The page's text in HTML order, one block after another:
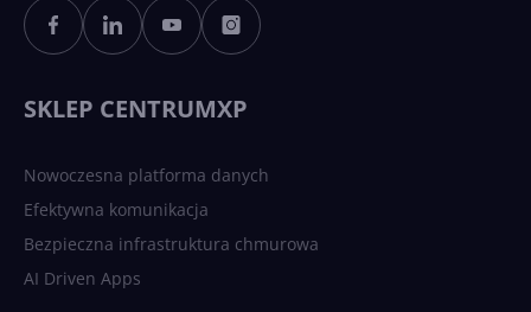
Sztuczna inteligencja po
polsku. Dość barier
SKLEP CENTRUMXP
Nowoczesna platforma danych
Efektywna komunikacja
Bezpieczna infrastruktura chmurowa
AI Driven Apps